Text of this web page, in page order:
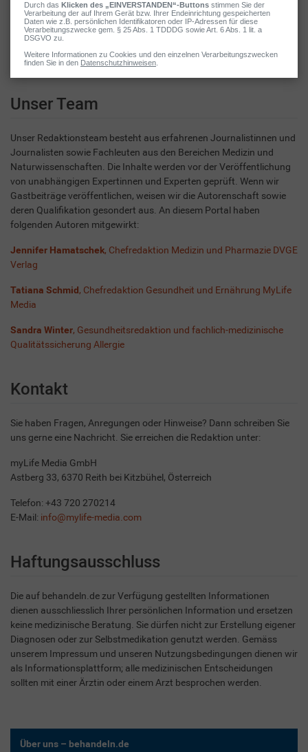
gekennzeichnet. Affiliate-Links werden als solche ausgewiesen
und beeinflussen unsere redaktionelle Arbeit nicht.
unabhängig von Herstellern und Pharmakonzernen.
Unser Team
Unser Redaktionsteam besteht aus erfahrenen Journalistinnen und
Journalisten sowie Fachleuten aus den Bereichen Medizin und
Naturwissenschaften. Die Inhalte werden vor der Veröffentlichung
von unabhängigen Expertinnen und Experten geprüft. Wenn wir
Gastbeiträge veröffentlichen, weisen wir die Autorenschaft sowie
deren Qualifikation gesondert aus. An diesem Portal haben
folgenden Autoren mitgewirkt:
Jennifer Hamatschek, Chefredaktion Medizin und Pharmazie DVGE
Verlag
Tatiana Schmid, Chefredaktion Gesundheit und Ernährung MyLife
Media
Sandra Winter, Gesundheitsredaktion und fachlich-medizinische
Qualitätssicherung Allergie
Kontakt
Sie haben Fragen, Anregungen oder Hinweise? Dann schreiben Sie
uns gerne eine Nachricht. Sie erreichen die Redaktion unter:
myLife Media GmbH
Astberg 33, 6370 Reith bei Kitzbühel, Österreich
Telefon: +43 720 270214
E-Mail: info@mylife-media.com
Haftungsausschluss
Die auf behandeln.de zur Verfügung gestellten Informationen
dienen ausschliesslich Ihrer persönlichen Information und ersetzen
keine medizinische Beratung. Sie dürfen nicht zur Erstellung eigener
Diagnosen oder zur Selbstmedikation genutzt werden. Gemäss
unserem Impressum und unseren Nutzungsbedingungen dienen wir
als Informationsplattform; alle medizinischen Entscheidungen
sollten mit einer Ärztin oder einem Arzt besprochen werden.
Über uns – behandeln.de